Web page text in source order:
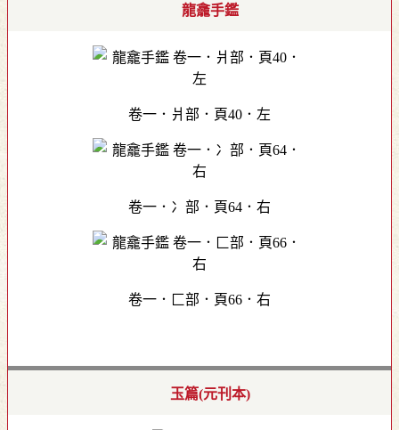
龍龕手鑑
卷一．爿部．頁40．左
卷一．冫部．頁64．右
卷一．匚部．頁66．右
玉篇(元刊本)